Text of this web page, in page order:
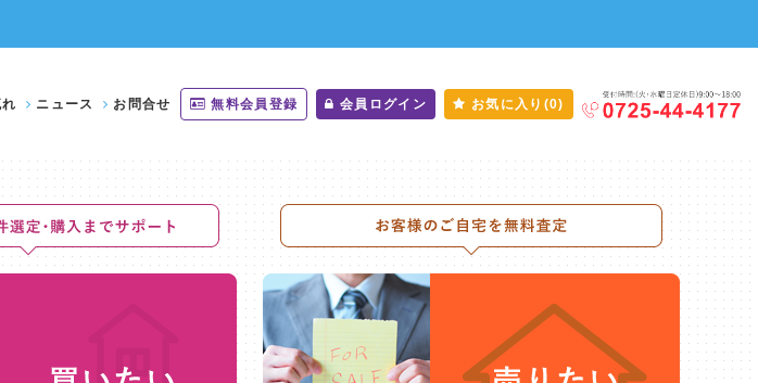
ニュース お問合せ 無料会員登録 会員ログイン お気に入り(0)